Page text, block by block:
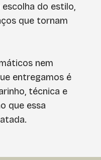
do estilo,
que tornam
nem
entregamos é
técnica e
que essa